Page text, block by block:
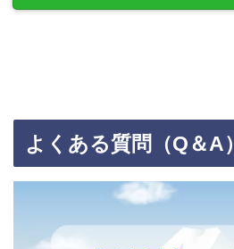
よくある質問（Q＆A）